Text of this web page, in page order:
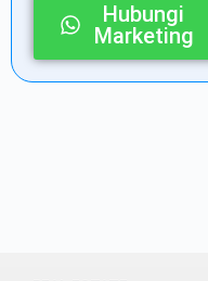
Hubungi
Marketing